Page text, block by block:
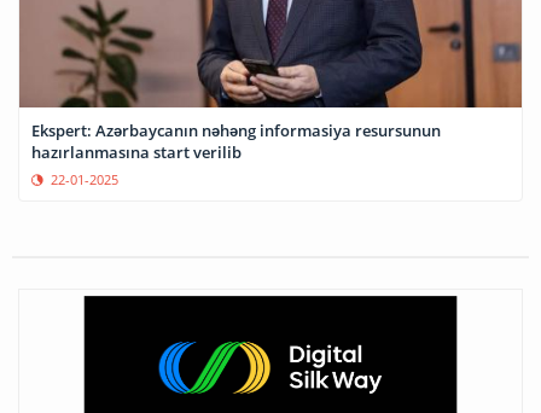
Ekspert: Azərbaycanın nəhəng informasiya resursunun
hazırlanmasına start verilib
22-01-2025